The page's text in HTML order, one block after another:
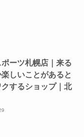
ーツ札幌店｜来る
楽しいことがあると
クするショップ｜北